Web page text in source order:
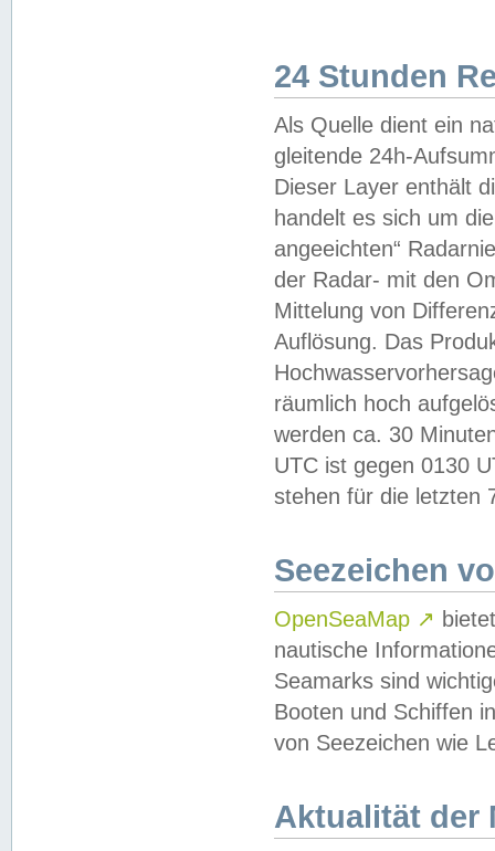
24 Stunden
Als Quelle dient ein
gleitende 24h-
Dieser Layer enthält
handelt es sich um
angeeichten“
der Radar- mit den
Mittelung von
Auflösung. Das
räumlich hoch
werden ca. 30
UTC ist gegen 0130
stehen für die letzten
Seezeichen
OpenSeaMap ↗
nautische
Seamarks sind
Booten und Schiffen
von Seezeichen wie
Aktualität der